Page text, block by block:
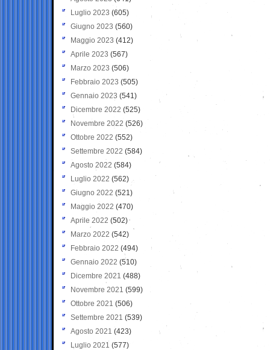
Luglio 2023 (605)
Giugno 2023 (560)
Maggio 2023 (412)
Aprile 2023 (567)
Marzo 2023 (506)
Febbraio 2023 (505)
Gennaio 2023 (541)
Dicembre 2022 (525)
Novembre 2022 (526)
Ottobre 2022 (552)
Settembre 2022 (584)
Agosto 2022 (584)
Luglio 2022 (562)
Giugno 2022 (521)
Maggio 2022 (470)
Aprile 2022 (502)
Marzo 2022 (542)
Febbraio 2022 (494)
Gennaio 2022 (510)
Dicembre 2021 (488)
Novembre 2021 (599)
Ottobre 2021 (506)
Settembre 2021 (539)
Agosto 2021 (423)
Luglio 2021 (577)